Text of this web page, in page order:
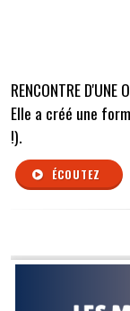
RENCONTRE D'UNE
Elle a créé une
!).
ÉCOUTEZ